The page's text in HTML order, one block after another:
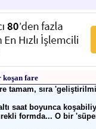
koşan fare
tamam, sıra
saat boyunca
formda... O bir